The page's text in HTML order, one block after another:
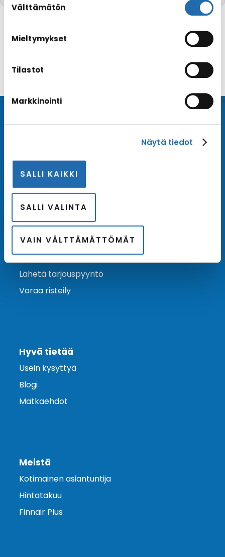
evästeasetuksiesi hyväksyntää sivuston
linkistä.
valinta
Välttämätön
Mieltymykset
Tilastot
Markkinointi
Näytä tiedot
SALLI KAIKKI
SALLI VALINTA
VAIN VÄLTTÄMÄTTÖMÄT
V4.1663
varustamoiden tarjouksista ja kampanjaeduista.
Ota yhteyttä
Asiakaspalvelu
Lähetä tarjouspyyntö
Varaa risteily
Hyvä tietää
Usein kysyttyä
Blogi
Matkaehdot
Meistä
Kotimainen asiantuntija
Hintatakuu
Finnair Plus